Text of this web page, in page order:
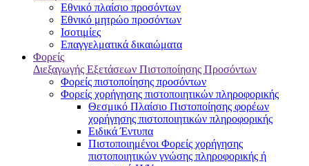
Εθνικό πλαίσιο προσόντων
Εθνικό μητρώο προσόντων
Ισοτιμίες
Επαγγελματικά δικαιώματα
Φορείς
Διεξαγωγής Εξετάσεων Πιστοποίησης Προσόντων
Φορείς πιστοποίησης προσόντων
Φορείς χορήγησης πιστοποιητικών πληροφορικής
Θεσμικό Πλαίσιο Πιστοποίησης φορέων
χορήγησης πιστοποιητικών πληροφορικής
Ειδικά Έντυπα
Πιστοποιημένοι Φορείς χορήγησης
πιστοποιητικών γνώσης πληροφορικής ή